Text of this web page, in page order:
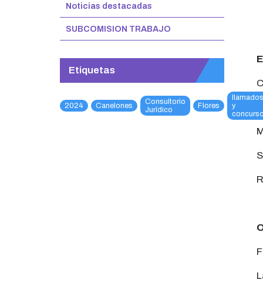
Noticias destacadas
SUBCOMISION TRABAJO
Etiquetas
2024 Canelones
Consultorio
Jurídico
Flores
llamados
y